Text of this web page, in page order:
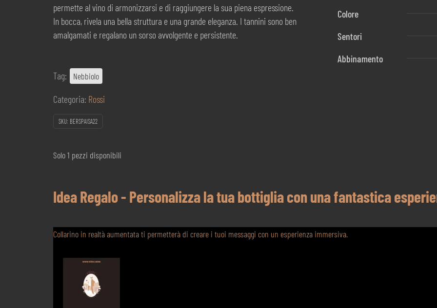
permette al vino di armonizzarsi e di raggiungere la sua piena espressione.
In bocca, rivela una bella struttura e una grande eleganza. I tannini sono ben
amalgamati e regalano un sorso avvolgente e persistente.
Tag: Nebbiolo
Categoria: Rossi
SKU: BERSPAISA22
Solo 1 pezzi disponibili
Colore
Sentori
Abbinamento
Idea Regalo - Personalizza la tua bottiglia con una fantastica
Collarino in realtà aumentata ti permetterà di creare i tuoi messaggi con un esperienza immersiva.